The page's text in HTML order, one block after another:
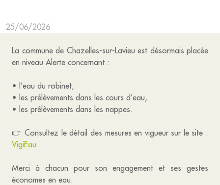
25/06/2026
La commune de Chazelles-sur-Lavieu est désormais placée
en niveau Alerte concernant :
• l’eau du robinet,
• les prélèvements dans les cours d’eau,
• les prélèvements dans les nappes.
👉 Consultez le détail des mesures en vigueur sur le site :
VigiEau
Merci à chacun pour son engagement et ses gestes
économes en eau.